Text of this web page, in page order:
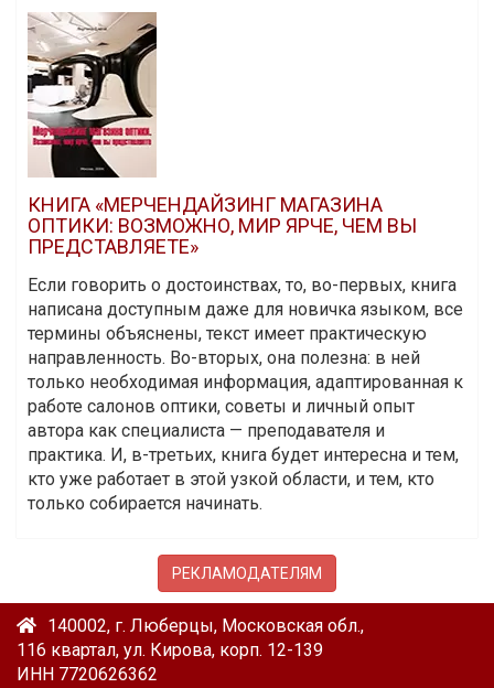
КНИГА «МЕРЧЕНДАЙЗИНГ МАГАЗИНА
ОПТИКИ: ВОЗМОЖНО, МИР ЯРЧЕ, ЧЕМ ВЫ
ПРЕДСТАВЛЯЕТЕ»
Если говорить о достоинствах, то, во-первых, книга
написана доступным даже для новичка языком, все
термины объяснены, текст имеет практическую
направленность. Во-вторых, она полезна: в ней
только необходимая информация, адаптированная к
работе салонов оптики, советы и личный опыт
автора как специалиста — преподавателя и
практика. И, в-третьих, книга будет интересна и тем,
кто уже работает в этой узкой области, и тем, кто
только собирается начинать.
РЕКЛАМОДАТЕЛЯМ
140002, г. Люберцы, Московская обл.,
116 квартал, ул. Кирова, корп. 12-139
ИНН 7720626362